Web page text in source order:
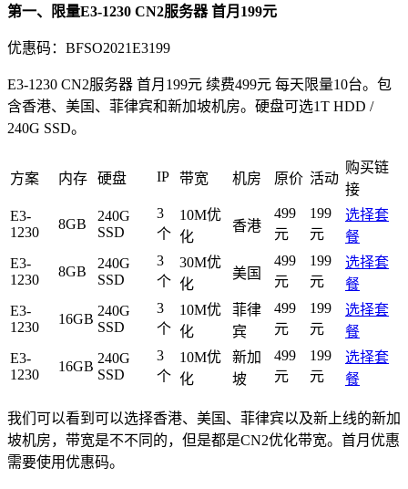
第一、限量E3-1230 CN2服务器 首月199元
优惠码： BFSO2021E3199
E3-1230 CN2服务器 首月199元 续费499元 每天限量10台。包
含香港、美国、菲律宾和新加坡机房。硬盘可选1T HDD /
240G SSD。
方案 内存 硬盘 IP 带宽 机房 原价 活动
购买链
接
E3-
1230
8GB
240G
SSD
3
个
10M优
化
香港
499
元
199
元
选择套
餐
E3-
1230
8GB
240G
SSD
3
个
30M优
化
美国
499
元
199
元
选择套
餐
E3-
1230
16GB
240G
SSD
3
个
10M优
化
菲律
宾
499
元
199
元
选择套
餐
E3-
1230
16GB
240G
SSD
3
个
10M优
化
新加
坡
499
元
199
元
选择套
餐
我们可以看到可以选择香港、美国、菲律宾以及新上线的新加
坡机房，带宽是不不同的，但是都是CN2优化带宽。首月优惠
需要使用优惠码。